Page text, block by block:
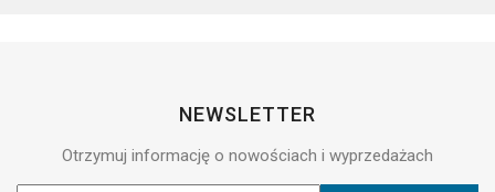
NEWSLETTER
Otrzymuj informację o nowościach i wyprzedażach